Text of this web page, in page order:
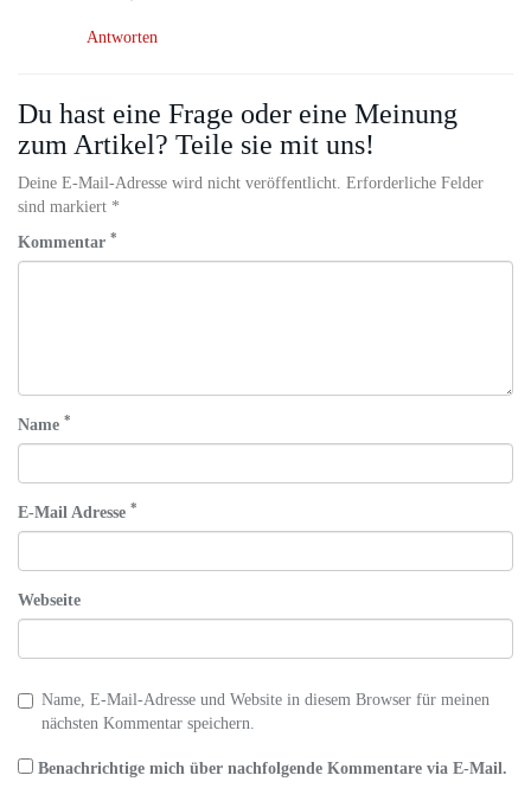
Antworten
Du hast eine Frage oder eine Meinung
zum Artikel? Teile sie mit uns!
Deine E-Mail-Adresse wird nicht veröffentlicht. Erforderliche Felder
sind markiert *
Kommentar *
Name *
E-Mail Adresse *
Webseite
Name, E-Mail-Adresse und Website in diesem Browser für meinen
nächsten Kommentar speichern.
Benachrichtige mich über nachfolgende Kommentare via E-Mail.